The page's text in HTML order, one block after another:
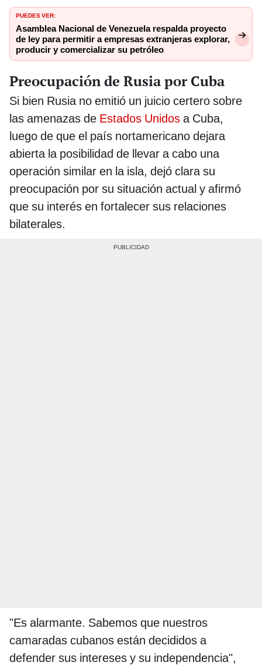
PUEDES VER:
Asamblea Nacional de Venezuela respalda proyecto
de ley para permitir a empresas extranjeras explorar,
producir y comercializar su petróleo
Preocupación de Rusia por Cuba
Si bien Rusia no emitió un juicio certero sobre
las amenazas de Estados Unidos a Cuba,
luego de que el país nortamericano dejara
abierta la posibilidad de llevar a cabo una
operación similar en la isla, dejó clara su
preocupación por su situación actual y afirmó
que su interés en fortalecer sus relaciones
bilaterales.
"Es alarmante. Sabemos que nuestros
camaradas cubanos están decididos a
defender sus intereses y su independencia",